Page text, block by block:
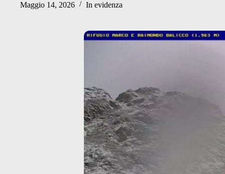
Maggio 14, 2026 In evidenza